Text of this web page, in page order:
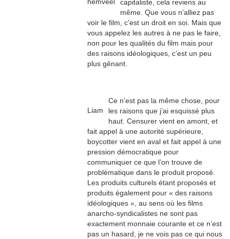
capitaliste, cela reviens au
même. Que vous n’alliez pas
voir le film, c’est un droit en soi. Mais que
vous appelez les autres à ne pas le faire,
non pour les qualités du film mais pour
des raisons idéologiques, c’est un peu
plus gênant.
Liam
Ce n’est pas la même chose, pour
les raisons que j’ai esquissé plus
haut. Censurer vient en amont, et
fait appel à une autorité supérieure,
boycotter vient en aval et fait appel à une
pression démocratique pour
communiquer ce que l’on trouve de
problématique dans le produit proposé.
Les produits culturels étant proposés et
produits également pour « des raisons
idéologiques », au sens où les films
anarcho-syndicalistes ne sont pas
exactement monnaie courante et ce n’est
pas un hasard, je ne vois pas ce qui nous